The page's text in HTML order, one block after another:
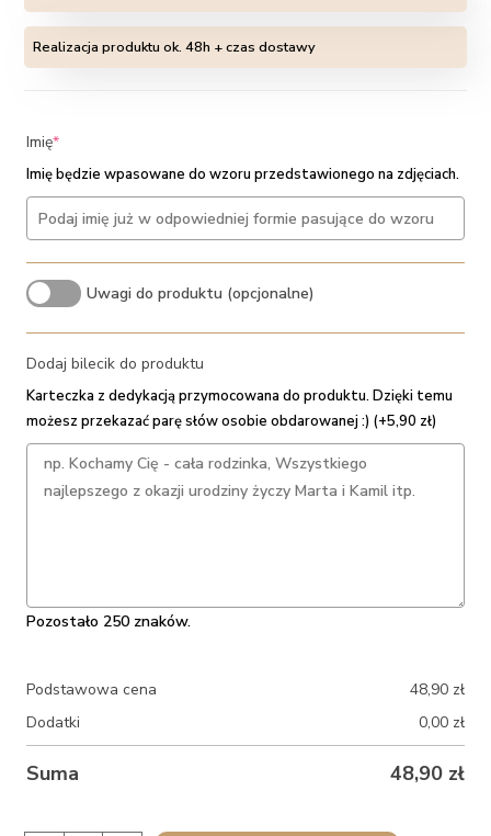
podstawie
oceny klienta
Realizacja produktu ok. 48h + czas dostawy
Imię*(required)
Imię będzie wpasowane do wzoru przedstawionego na zdjęciach.
Uwagi do produktu (opcjonalne)
Dodaj bilecik do produktu
Karteczka z dedykacją przymocowana do produktu. Dzięki temu
możesz przekazać parę słów osobie obdarowanej :) (+5,90 zł)
Pozostało 250 znaków.
Podstawowa cena 48,90 zł
Dodatki
0,00 zł
Suma 48,90 zł